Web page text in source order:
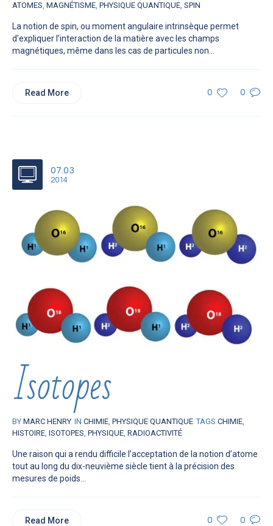
ATOMES, MAGNÉTISME, PHYSIQUE QUANTIQUE, SPIN
La notion de spin, ou moment angulaire intrinsèque permet
d’expliquer l’interaction de la matière avec les champs
magnétiques, même dans les cas de particules non...
0 0
Read More
07.03
2014
Isotopes
BY MARC HENRY IN CHIMIE PHYSIQUE QUANTIQUE TAGS CHIMIE
HISTOIRE ISOTOPES PHYSIQUE RADIOACTIVITÉ
Une raison qui a rendu difficile l’acceptation de la notion d’atome
tout au long du dix-neuvième siècle tient à la précision des
mesures de poids...
0 0
Read More